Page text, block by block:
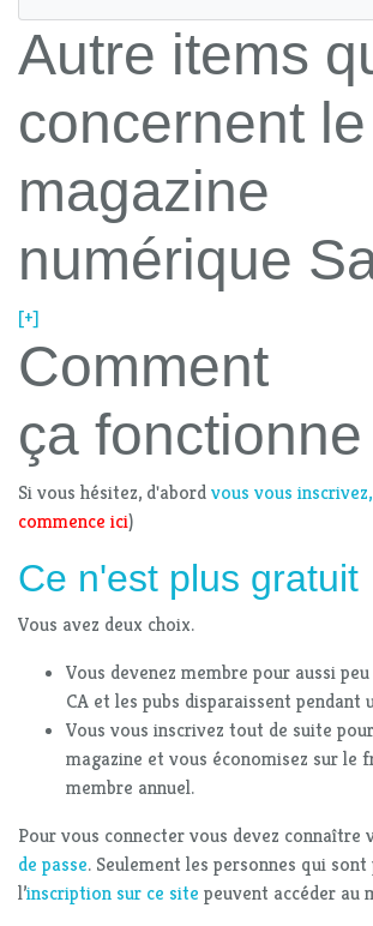
Autre items
concernent le
magazine
numérique
[+]
Comment
ça fonctionne
Si vous hésitez, d'abordvous vous
commence ici)
Ce n'est plus gratuit
Vous avez deux choix.
Vous devenez membre pour aussi
CA et les pubs disparaissent pendant
Vous vous inscrivez tout de suite
magazine et vous économisez sur le
membre annuel.
Pour vous connecter vous devez connaître
de passe. Seulement les personnes qui sont
l’inscription sur ce site peuvent accéder au